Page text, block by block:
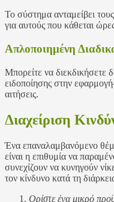
Το σύστημα ανταμείβει
για αυτούς που κάθεται
Απλοποιημένη
Μπορείτε να
ειδοποίησης στην
αιτήσεις.
Διαχείριση
Ένα επαναλαμβανόμενο
είναι η επιθυμία να
συνεχίζουν να κυνηγούν
τον κίνδυνο κατά τη
Ορίστε ένα μικρό